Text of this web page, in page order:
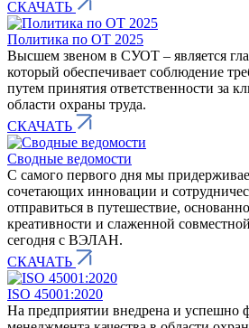
СКАЧАТЬ
Политика по ОТ 2025
Высшем звеном в СУОТ – является
который обеспечивает соблюдение
путем принятия ответственности за
области охраны труда.
СКАЧАТЬ
Сводные ведомости
С самого первого дня мы
сочетающих инновации и
отправиться в путешествие,
креативности и слаженной
сегодня с ВЭЛАН.
СКАЧАТЬ
ISO 45001:2020
На предприятии внедрена и успешно